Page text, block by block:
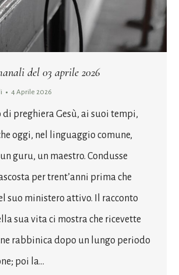
del 03 aprile 2026
4 Aprile 2026
di preghiera Gesù, ai suoi tempi,
oggi, nel linguaggio comune,
guru, un maestro. Condusse
per trent’anni prima che
suo ministero attivo. Il racconto
sua vita ci mostra che ricevette
rabbinica dopo un lungo periodo
poi la…